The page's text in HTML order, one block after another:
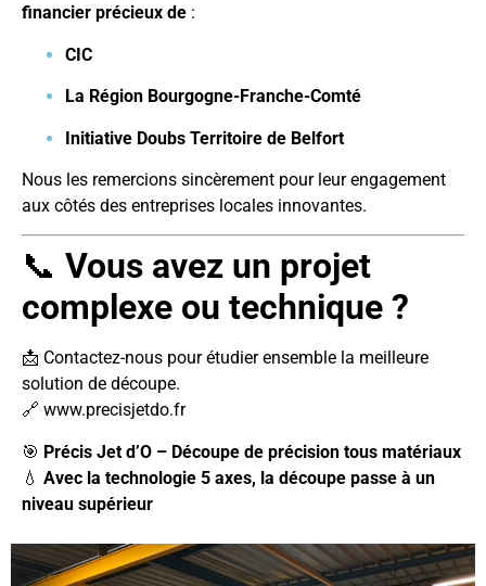
financier précieux de :
CIC
La Région Bourgogne-Franche-Comté
Initiative Doubs Territoire de Belfort
Nous les remercions sincèrement pour leur engagement
aux côtés des entreprises locales innovantes.
📞 Vous avez un projet
complexe ou technique ?
📩 Contactez-nous pour étudier ensemble la meilleure
solution de découpe.
🔗 www.precisjetdo.fr
🎯 Précis Jet d’O – Découpe de précision tous matériaux
💧 Avec la technologie 5 axes, la découpe passe à un
niveau supérieur